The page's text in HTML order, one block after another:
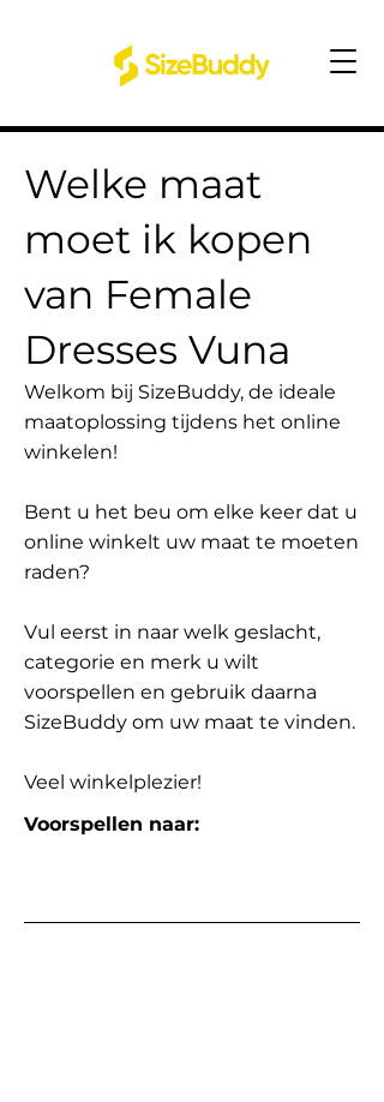
Welke maat
moet ik kopen
van Female
Dresses Vuna
Welkom bij SizeBuddy, de ideale
maatoplossing tijdens het online
winkelen!
Bent u het beu om elke keer dat u
online winkelt uw maat te moeten
raden?
Vul eerst in naar welk geslacht,
categorie en merk u wilt
voorspellen en gebruik daarna
SizeBuddy om uw maat te vinden.
Veel winkelplezier!
Voorspellen naar: